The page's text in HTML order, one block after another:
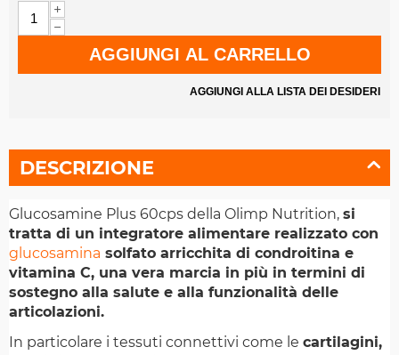
+
−
AGGIUNGI AL CARRELLO
AGGIUNGI ALLA LISTA DEI DESIDERI
DESCRIZIONE
Glucosamine Plus 60cps della Olimp Nutrition, si
tratta di un integratore alimentare realizzato con
glucosamina solfato arricchita di condroitina e
vitamina C, una vera marcia in più in termini di
sostegno alla salute e alla funzionalità delle
articolazioni.
In particolare i tessuti connettivi come le cartilagini,